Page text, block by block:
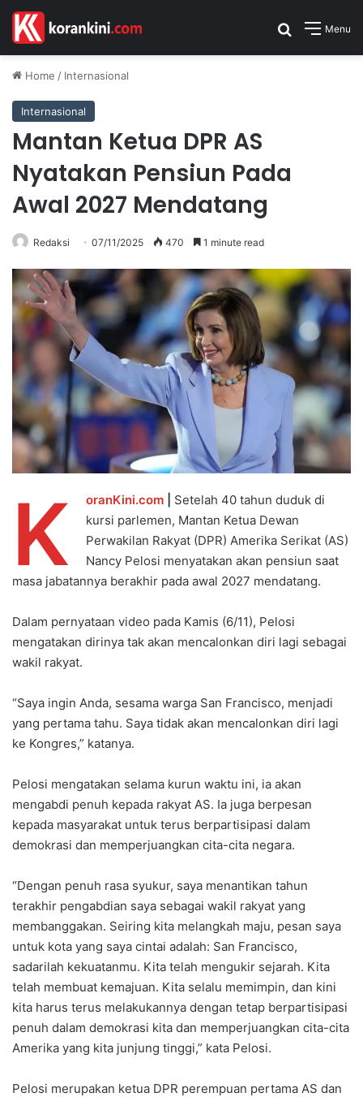
Menu
Search for
Home / Internasional
Internasional
Mantan Ketua DPR AS
Nyatakan Pensiun Pada
Awal 2027 Mendatang
Redaksi 07/11/2025 470 1 minute read
K oranKini.com
Setelah 40 tahun duduk di
kursi parlemen, Mantan Ketua Dewan
Perwakilan Rakyat (DPR) Amerika Serikat (AS)
Nancy Pelosi menyatakan akan pensiun saat
masa jabatannya berakhir pada awal 2027 mendatang.
Dalam pernyataan video pada Kamis (6/11), Pelosi
mengatakan dirinya tak akan mencalonkan diri lagi sebagai
wakil rakyat.
“Saya ingin Anda, sesama warga San Francisco, menjadi
yang pertama tahu. Saya tidak akan mencalonkan diri lagi
ke Kongres,” katanya.
Pelosi mengatakan selama kurun waktu ini, ia akan
mengabdi penuh kepada rakyat AS. Ia juga berpesan
kepada masyarakat untuk terus berpartisipasi dalam
demokrasi dan memperjuangkan cita-cita negara.
“Dengan penuh rasa syukur, saya menantikan tahun
terakhir pengabdian saya sebagai wakil rakyat yang
membanggakan. Seiring kita melangkah maju, pesan saya
untuk kota yang saya cintai adalah: San Francisco,
sadarilah kekuatanmu. Kita telah mengukir sejarah. Kita
telah membuat kemajuan. Kita selalu memimpin, dan kini
kita harus terus melakukannya dengan tetap berpartisipasi
penuh dalam demokrasi kita dan memperjuangkan cita-cita
Amerika yang kita junjung tinggi,” kata Pelosi.
Pelosi merupakan ketua DPR perempuan pertama AS dan